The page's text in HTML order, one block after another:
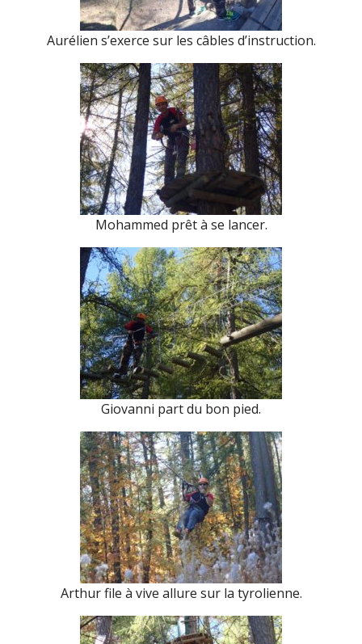
Aurélien s’exerce sur les câbles d’instruction.
Mohammed prêt à se lancer.
Giovanni part du bon pied.
Arthur file à vive allure sur la tyrolienne.